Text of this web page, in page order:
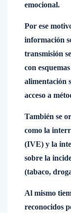
emocional.
Por ese
información
transmisión
con
alimentación
acceso a
También se
como la
(IVE) y la
sobre la
(tabaco,
Al mismo
reconocidos